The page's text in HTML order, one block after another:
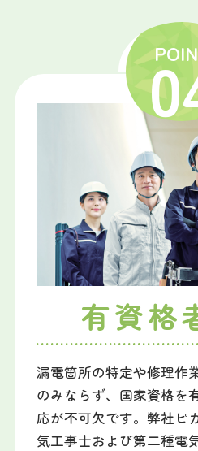
有資格
漏電箇所の特定や修理作
のみならず、国家資格を
応が不可欠です。弊社ピ
気工事士および第二種電